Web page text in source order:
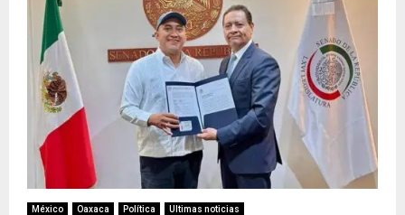
México Oaxaca Política Ultimas noticias